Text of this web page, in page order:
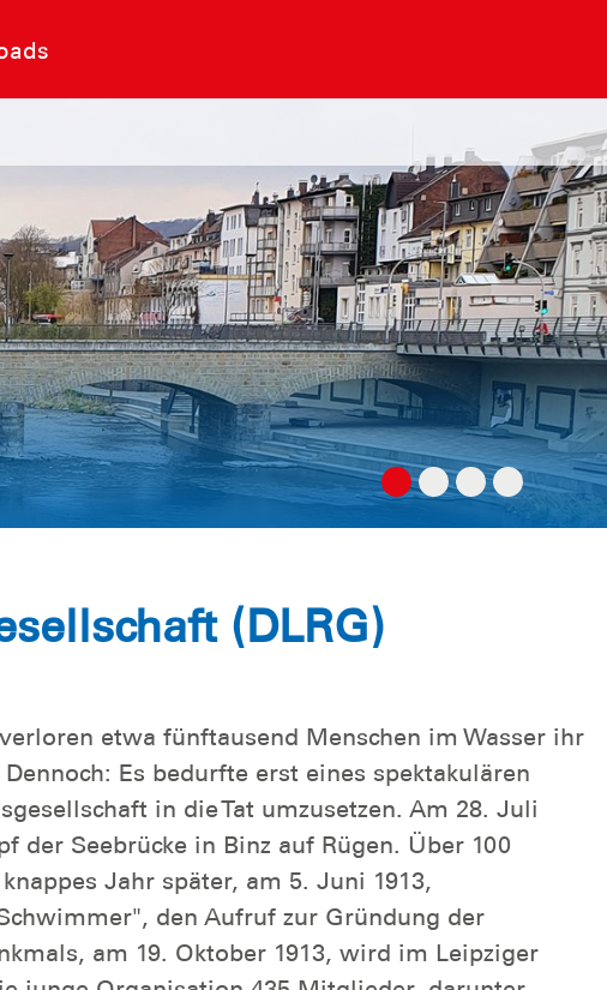
(DLRG)
etwa fünftausend Menschen im Wasser ihr
Es bedurfte erst eines spektakulären
in die Tat umzusetzen. Am 28. Juli
der Seebrücke in Binz auf Rügen. Über 100
Jahr später, am 5. Juni 1913,
den Aufruf zur Gründung der
am 19. Oktober 1913, wird im Leipziger